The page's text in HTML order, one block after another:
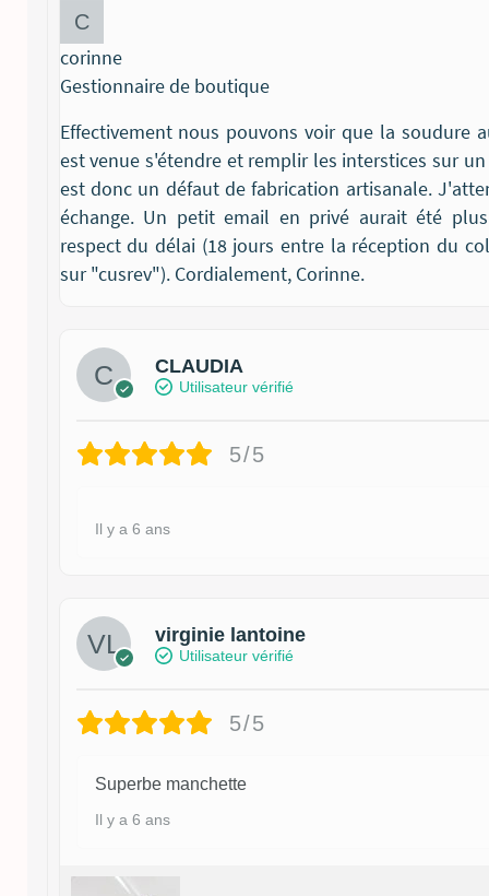
corinne
Gestionnaire de boutique
Effectivement nous pouvons voir que la soudure
est venue s'étendre et remplir les interstices sur
est donc un défaut de fabrication artisanale.
échange. Un petit email en privé aurait été
respect du délai (18 jours entre la réception du
sur "cusrev"). Cordialement, Corinne.
CLAUDIA
Utilisateur vérifié
5/5
Il y a 6 ans
virginie lantoine
Utilisateur vérifié
5/5
Superbe manchette
Il y a 6 ans